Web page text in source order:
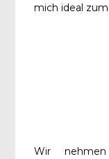
mich ideal
Wir